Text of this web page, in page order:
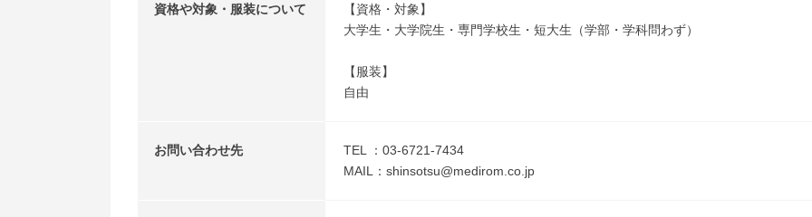
資格や対象・服装について
【資格・対象】
大学生・大学院生・専門学校生・短大生（学部・学科問わず）
【服装】
自由
お問い合わせ先
TEL ：03-6721-7434
MAIL：shinsotsu@medirom.co.jp